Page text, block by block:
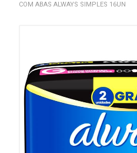
COM ABAS ALWAYS SIMPLES 16UN